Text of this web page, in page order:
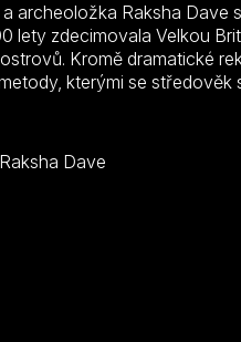
archeoložka Raksha Dave
lety zdecimovala Velkou
Kromě dramatické
kterými se
bádání odhalí, proč byla –
Dan Snow, Raksha Dave